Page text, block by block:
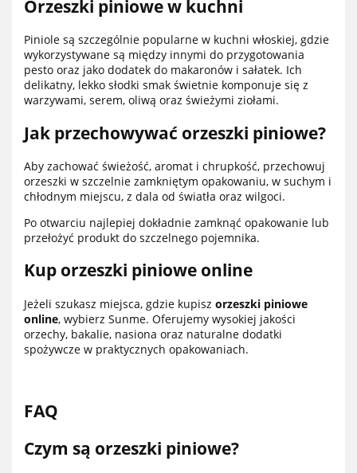
Orzeszki piniowe w kuchni
Piniole są szczególnie popularne w kuchni włoskiej, gdzie
wykorzystywane są między innymi do przygotowania
pesto oraz jako dodatek do makaronów i sałatek. Ich
delikatny, lekko słodki smak świetnie komponuje się z
warzywami, serem, oliwą oraz świeżymi ziołami.
Jak przechowywać orzeszki piniowe?
Aby zachować świeżość, aromat i chrupkość, przechowuj
orzeszki w szczelnie zamkniętym opakowaniu, w suchym i
chłodnym miejscu, z dala od światła oraz wilgoci.
Po otwarciu najlepiej dokładnie zamknąć opakowanie lub
przełożyć produkt do szczelnego pojemnika.
Kup orzeszki piniowe online
Jeżeli szukasz miejsca, gdzie kupisz orzeszki piniowe
online, wybierz Sunme. Oferujemy wysokiej jakości
orzechy, bakalie, nasiona oraz naturalne dodatki
spożywcze w praktycznych opakowaniach.
FAQ
Czym są orzeszki piniowe?